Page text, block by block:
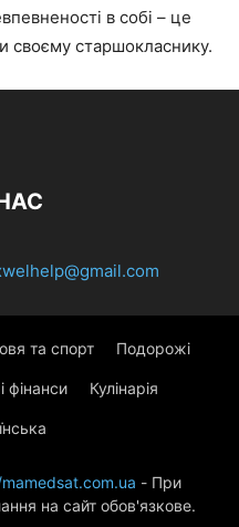
в собі – це
старшокласнику.
та спорт Подорожі
фінанси Кулінарія
- При
на сайт обов'язкове.